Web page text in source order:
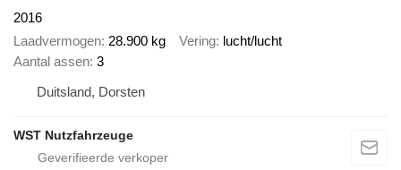
2016
Laadvermogen 28.900 kg Vering lucht/lucht
Aantal assen 3
Duitsland, Dorsten
WST Nutzfahrzeuge